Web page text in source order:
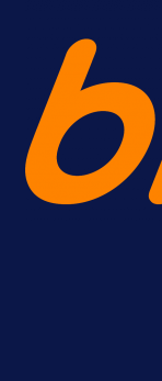
A Selekcija